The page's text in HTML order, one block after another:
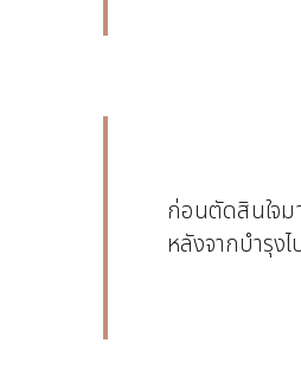
ก่อนตัดสินใจ
หลังจากบำรุง